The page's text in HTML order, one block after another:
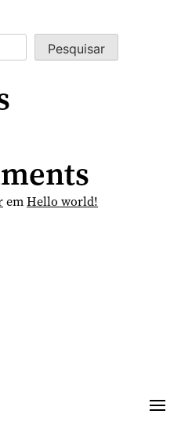
Pesquisar
emHello world!